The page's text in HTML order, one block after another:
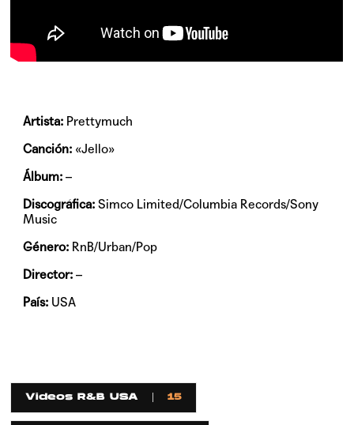
Artista: Prettymuch
Canción: «Jello»
Álbum: –
Discográfica: Simco Limited/Columbia Records/Sony
Music
Género: RnB/Urban/Pop
Director: –
País: USA
Videos R&B USA 15